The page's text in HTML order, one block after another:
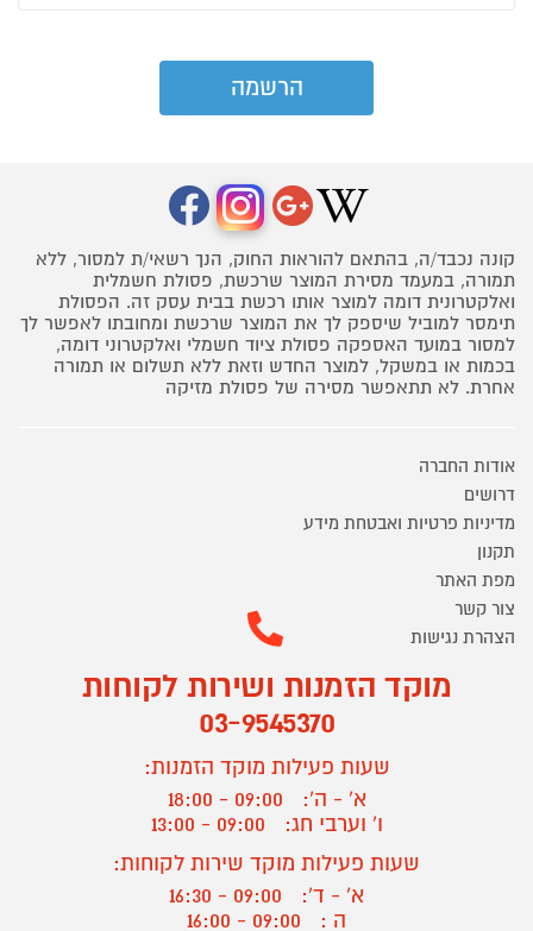
קונה נכבד/ה, בהתאם להוראות החוק, הנך רשאי/ת למסור, ללא
תמורה, במעמד מסירת המוצר שרכשת, פסולת חשמלית
ואלקטרונית דומה למוצר אותו רכשת בבית עסק זה. הפסולת
תימסר למוביל שיספק לך את המוצר שרכשת ומחובתו לאפשר לך
למסור במועד האספקה פסולת ציוד חשמלי ואלקטרוני דומה,
בכמות או במשקל, למוצר החדש וזאת ללא תשלום או תמורה
אחרת. לא תתאפשר מסירה של פסולת מזיקה
אודות החברה
דרושים
מדיניות פרטיות ואבטחת מידע
תקנון
מפת האתר
צור קשר
הצהרת נגישות
מוקד הזמנות ושירות לקוחות
03-9545370
שעות פעילות מוקד הזמנות:
א' - ה':
09:00 - 18:00
ו' וערבי חג:
09:00 - 13:00
שעות פעילות מוקד שירות לקוחות:
א' - ד':
09:00 - 16:30
ה :
09:00 - 16:00